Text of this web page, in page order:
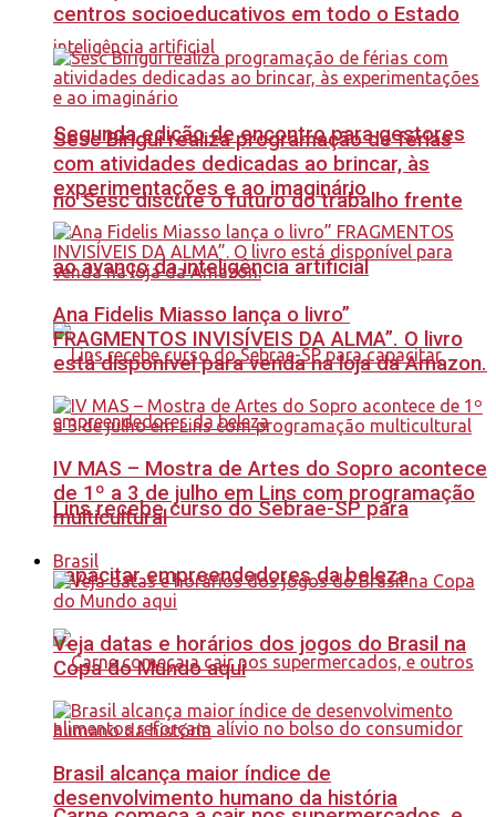
Segunda edição de encontro para gestores
no Sesc discute o futuro do trabalho frente
ao avanço da inteligência artificial
Lins recebe curso do Sebrae-SP para
capacitar empreendedores da beleza
centros socioeducativos em todo o Estado
Sesc Birigui realiza programação de férias
com atividades dedicadas ao brincar, às
experimentações e ao imaginário
Ana Fidelis Miasso lança o livro”
FRAGMENTOS INVISÍVEIS DA ALMA”. O livro
está disponível para venda na loja da Amazon.
IV MAS – Mostra de Artes do Sopro acontece
de 1º a 3 de julho em Lins com programação
multicultural
Brasil
Veja datas e horários dos jogos do Brasil na
Copa do Mundo aqui
Brasil alcança maior índice de
desenvolvimento humano da história